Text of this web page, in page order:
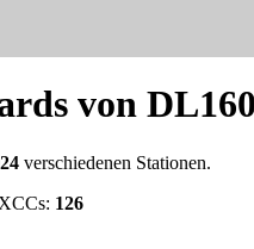
von
verschiedenen Stationen.
126